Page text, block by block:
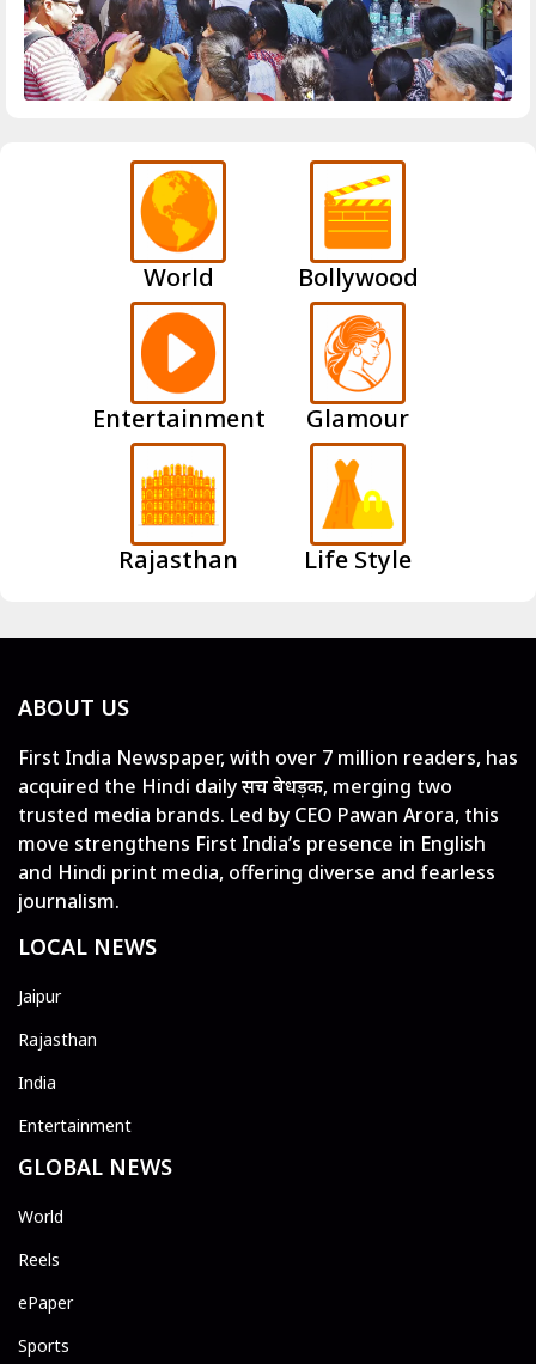
World Bollywood
Entertainment Glamour
Rajasthan Life Style
ABOUT US
First India Newspaper, with over 7 million readers, has
acquired the Hindi daily सच बेधड़क, merging two
trusted media brands. Led by CEO Pawan Arora, this
move strengthens First India’s presence in English
and Hindi print media, offering diverse and fearless
journalism.
LOCAL NEWS
Jaipur
Rajasthan
India
Entertainment
GLOBAL NEWS
World
Reels
ePaper
Sports